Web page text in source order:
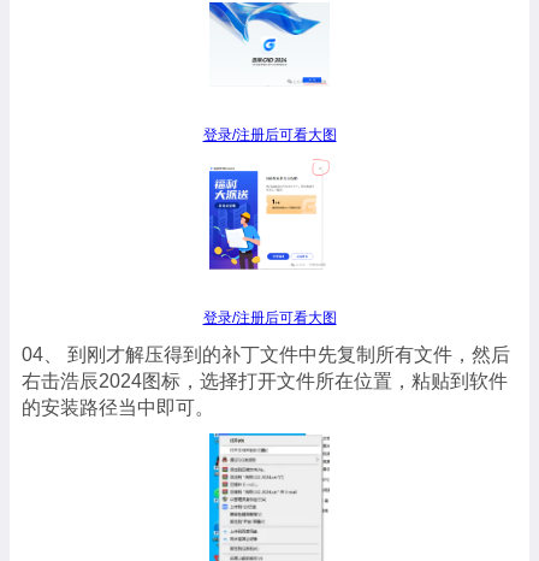
登录/注册后可看大图
登录/注册后可看大图
04、 到刚才解压得到的补丁文件中先复制所有文件，然后
右击浩辰2024图标，选择打开文件所在位置，粘贴到软件
的安装路径当中即可。